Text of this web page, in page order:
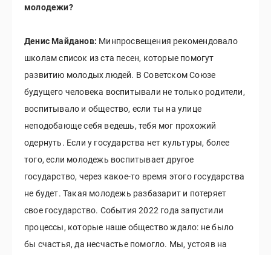
молодежи?
Денис Майданов: Минпросвещения рекомендовало
школам список из ста песен, которые помогут
развитию молодых людей. В Советском Союзе
будущего человека воспитывали не только родители,
воспитывало и общество, если ты на улице
неподобающе себя ведешь, тебя мог прохожий
одернуть. Если у государства нет культуры, более
того, если молодежь воспитывает другое
государство, через какое-то время этого государства
не будет. Такая молодежь разбазарит и потеряет
свое государство. События 2022 года запустили
процессы, которые наше общество ждало: не было
бы счастья, да несчастье помогло. Мы, устояв на